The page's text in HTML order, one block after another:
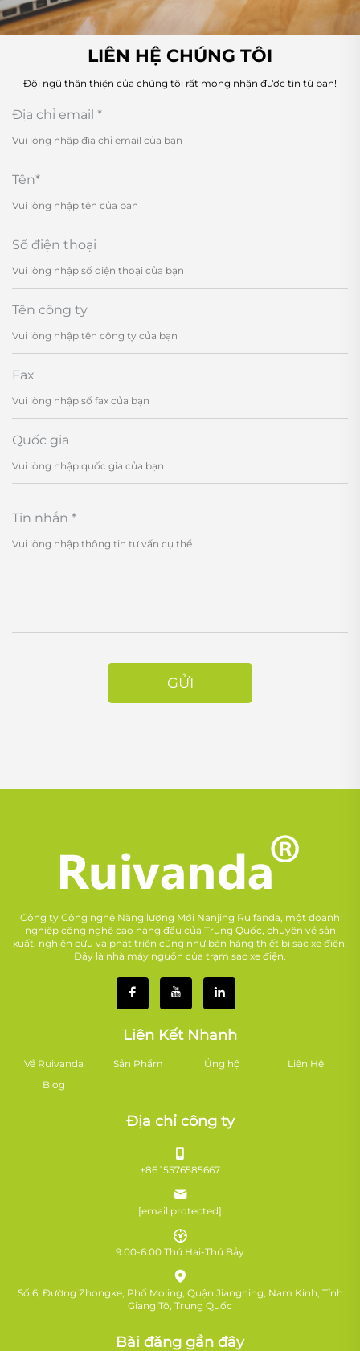
LIÊN HỆ CHÚNG TÔI
Đội ngũ thân thiện của chúng tôi rất mong nhận được tin từ bạn!
Địa chỉ email *
Tên*
Số điện thoại
Tên công ty
Fax
Quốc gia
Tin nhắn *
GỬI
Công ty Công nghệ Năng lượng Mới Nanjing Ruifanda, một doanh
nghiệp công nghệ cao hàng đầu của Trung Quốc, chuyên về sản
xuất, nghiên cứu và phát triển cũng như bán hàng thiết bị sạc xe điện.
Đây là nhà máy nguồn của trạm sạc xe điện.
Liên Kết Nhanh
Về Ruivanda Sản Phẩm Ủng hộ
Liên Hệ
Blog
Địa chỉ công ty
+86 15576585667
[email protected]
9:00-6:00 Thứ Hai-Thứ Bảy
Số 6, Đường Zhongke, Phố Moling, Quận Jiangning, Nam Kinh, Tỉnh
Giang Tô, Trung Quốc
Bài đăng gần đây